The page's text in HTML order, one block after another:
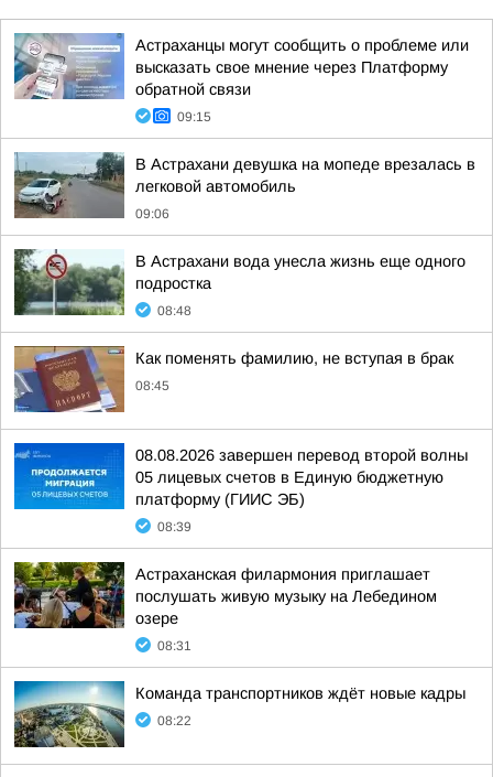
Астраханцы могут сообщить о проблеме или
высказать свое мнение через Платформу
обратной связи
09:15
В Астрахани девушка на мопеде врезалась в
легковой автомобиль
09:06
В Астрахани вода унесла жизнь еще одного
подростка
08:48
Как поменять фамилию, не вступая в брак
08:45
08.08.2026 завершен перевод второй волны
05 лицевых счетов в Единую бюджетную
платформу (ГИИС ЭБ)
08:39
Астраханская филармония приглашает
послушать живую музыку на Лебедином
озере
08:31
Команда транспортников ждёт новые кадры
08:22